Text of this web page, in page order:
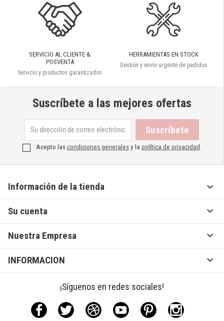
SERVICIO AL CLIENTE &
POSVENTA
Servicio y productos garantizados
HERRAMIENTAS EN STOCK
Gestión y envío urgente de pedidos
Suscríbete a las mejores ofertas
Acepto lascondiciones generalesy la política de privacidad.
Información de la tienda 
Su cuenta 
Nuestra Empresa 
INFORMACION 
¡Síguenos en redes sociales!
Facebook Twitter Rss YouTubePinterestInstagram